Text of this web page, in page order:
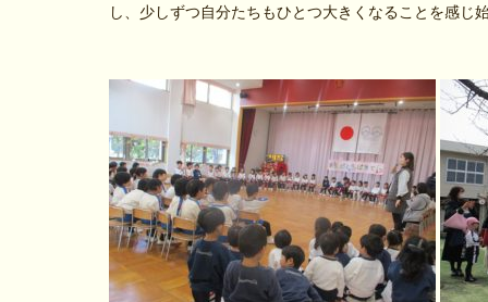
し、少しずつ自分たちもひとつ大きくなることを感じ